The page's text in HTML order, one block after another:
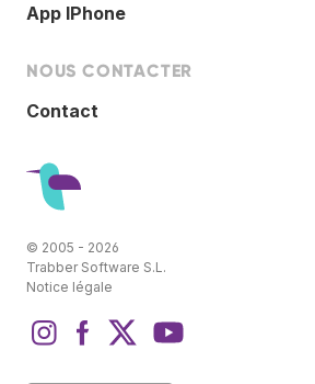
App IPhone
NOUS CONTACTER
Contact
© 2005 - 2026
Trabber Software S.L.
Notice légale